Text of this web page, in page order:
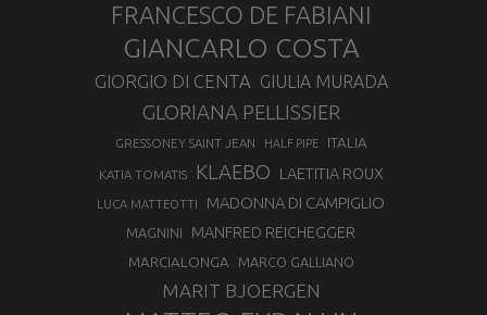
FRANCESCO DE FABIANI
GIANCARLO COSTA
GIORGIO DI CENTA GIULIA MURADA
GLORIANA PELLISSIER
GRESSONEY SAINT JEAN HALF PIPE ITALIA
KATIA TOMATIS KLAEBO LAETITIA ROUX
LUCA MATTEOTTI MADONNA DI CAMPIGLIO
MAGNINI MANFRED REICHEGGER
MARCIALONGA MARCO GALLIANO
MARIT BJOERGEN